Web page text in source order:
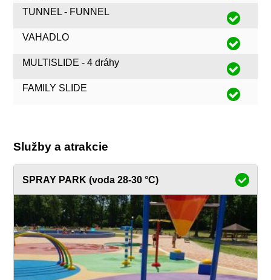
TUNNEL - FUNNEL
VAHADLO
MULTISLIDE - 4 dráhy
FAMILY SLIDE
Služby a atrakcie
SPRAY PARK (voda 28-30 °C)